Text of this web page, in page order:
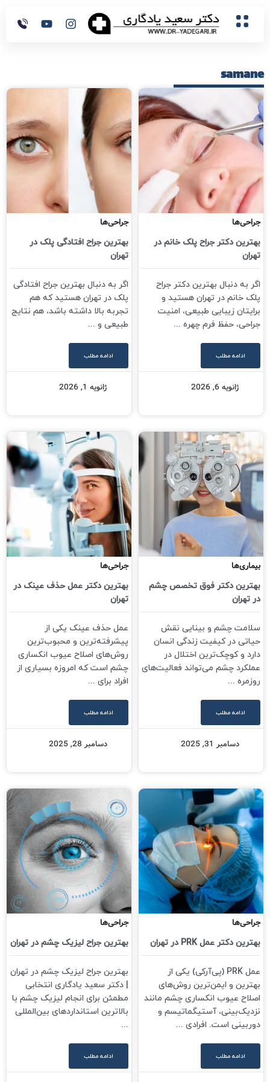
samane
جراحی‌ها
بهترین دکتر جراح پلک خانم در
تهران
اگر به دنبال بهترین دکتر جراح
پلک خانم در تهران هستید و
برایتان زیبایی طبیعی، امنیت
جراحی، حفظ فرم چهره ...
ادامه مطلب
ژانویه 6, 2026
جراحی‌ها
بهترین جراح افتادگی پلک در
تهران
اگر به دنبال بهترین جراح افتادگی
پلک در تهران هستید که هم
تجربه بالا داشته باشد، هم نتایج
طبیعی و ...
ادامه مطلب
ژانویه 1, 2026
بیماری‌ها
بهترین دکتر فوق تخصص چشم
در تهران
سلامت چشم و بینایی نقش
حیاتی در کیفیت زندگی انسان
دارد و کوچک‌ترین اختلال در
عملکرد چشم می‌تواند فعالیت‌های
روزمره ...
ادامه مطلب
دسامبر 31, 2025
جراحی‌ها
بهترین دکتر عمل حذف عینک در
تهران
عمل حذف عینک یکی از
پیشرفته‌ترین و محبوب‌ترین
روش‌های اصلاح عیوب انکساری
چشم است که امروزه بسیاری از
افراد برای ...
ادامه مطلب
دسامبر 28, 2025
جراحی‌ها
بهترین دکتر عمل PRK در تهران
عمل PRK (پی‌آر‌کی) یکی از
بهترین و ایمن‌ترین روش‌های
اصلاح عیوب انکساری چشم مانند
نزدیک‌بینی، آستیگماتیسم و
دوربینی است. افرادی ...
ادامه مطلب
جراحی‌ها
بهترین جراح لیزیک چشم در تهران
بهترین جراح لیزیک چشم در تهران
| دکتر سعید یادگاری انتخابی
مطمئن برای انجام لیزیک چشم با
بالاترین استانداردهای بین‌المللی
...
ادامه مطلب